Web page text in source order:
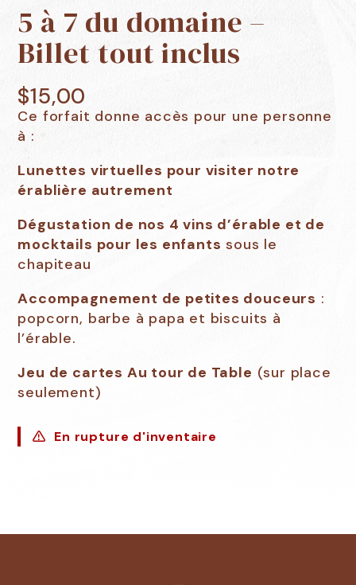
5 à 7 du domaine –
Billet tout inclus
$15,00
Ce forfait donne accès pour une personne
à :
Lunettes virtuelles pour visiter notre
érablière autrement
Dégustation de nos 4 vins d’érable et de
mocktails pour les enfants sous le
chapiteau
Accompagnement de petites douceurs :
popcorn, barbe à papa et biscuits à
l’érable.
Jeu de cartes Au tour de Table (sur place
seulement)
En rupture d'inventaire